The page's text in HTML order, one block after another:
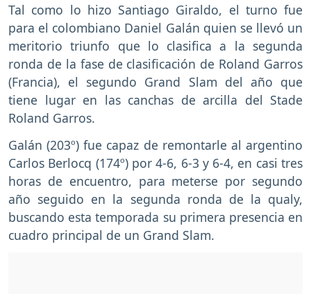
Tal como lo hizo Santiago Giraldo, el turno fue
para el colombiano Daniel Galán quien se llevó un
meritorio triunfo que lo clasifica a la segunda
ronda de la fase de clasificación de Roland Garros
(Francia), el segundo Grand Slam del año que
tiene lugar en las canchas de arcilla del Stade
Roland Garros.
Galán (203º) fue capaz de remontarle al argentino
Carlos Berlocq (174º) por 4-6, 6-3 y 6-4, en casi tres
horas de encuentro, para meterse por segundo
año seguido en la segunda ronda de la qualy,
buscando esta temporada su primera presencia en
cuadro principal de un Grand Slam.